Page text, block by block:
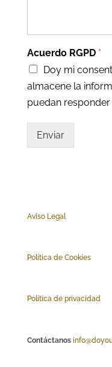
Acuerdo RGPD *
Doy mi
almacene la
puedan responder
Enviar
Aviso Legal
Política de Cookies
Política de privacidad
Contáctanos